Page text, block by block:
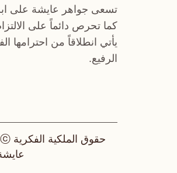
تسعى جواهر عايشة على
كما تحرص دائماً على
يأتي انطلاقاً من احترامها
الرفيع.